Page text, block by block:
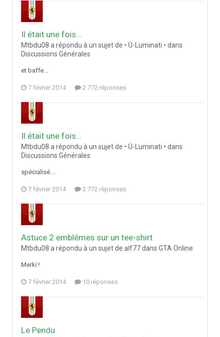
Il était une fois...
Mtbdu08 a répondu à un sujet de • Ü-Luminati • dans
Discussions Générales
et baffe...
7 février 2014 2 772 réponses
Il était une fois...
Mtbdu08 a répondu à un sujet de • Ü-Luminati • dans
Discussions Générales
spécialisé....
7 février 2014 2 772 réponses
Astuce 2 emblêmes sur un tee-shirt
Mtbdu08 a répondu à un sujet de alf77 dans GTA Online
Merki !
7 février 2014 10 réponses
Le Pendu